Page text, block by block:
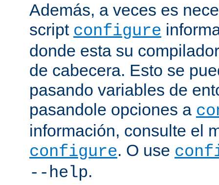
Además, a veces es
script configure
donde esta su
de cabecera. Esto se
pasando variables de
pasandole opciones a
información, consulte el
configure. O use
--help.